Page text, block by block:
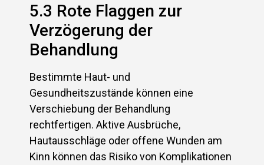
5.3 Rote Flaggen zur
Verzögerung der
Behandlung
Bestimmte Haut- und
Gesundheitszustände können eine
Verschiebung der Behandlung
rechtfertigen. Aktive Ausbrüche,
Hautausschläge oder offene Wunden am
Kinn können das Risiko von Komplikationen